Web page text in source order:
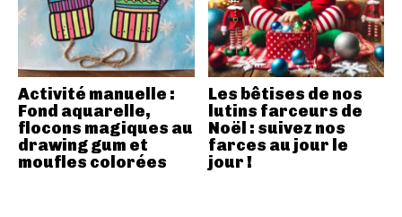
Activité manuelle :
Fond aquarelle,
flocons magiques au
drawing gum et
moufles colorées
Les bêtises de nos
lutins farceurs de
Noël : suivez nos
farces au jour le
jour !